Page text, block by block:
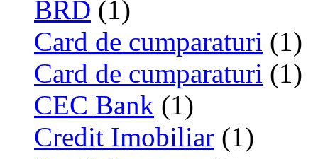
BRD (1)
Card de cumparaturi (1)
Card de cumparaturi (1)
CEC Bank (1)
Credit Imobiliar (1)